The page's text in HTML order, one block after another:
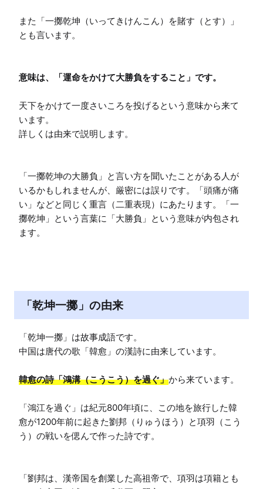
また「一擲乾坤（いってきけんこん）を賭す（とす）」
とも言います。
意味は、「運命をかけて大勝負をすること」です。
天下をかけて一度さいころを投げるという意味から来て
います。
詳しくは由来で説明します。
「一擲乾坤の大勝負」と言い方を聞いたことがある人が
いるかもしれませんが、厳密には誤りです。「頭痛が痛
い」などと同じく重言（二重表現）にあたります。「一
擲乾坤」という言葉に「大勝負」という意味が内包され
ます。
「乾坤一擲」の由来
「乾坤一擲」は故事成語です。
中国は唐代の歌「韓愈」の漢詩に由来しています。
韓愈の詩「鴻溝（こうこう）を過ぐ」から来ています。
「鴻江を過ぐ」は紀元800年頃に、この地を旅行した韓
愈が1200年前に起きた劉邦（りゅうほう）と項羽（こう
う）の戦いを偲んで作った詩です。
「劉邦は、漢帝国を創業した高祖帝で、項羽は項籍とも